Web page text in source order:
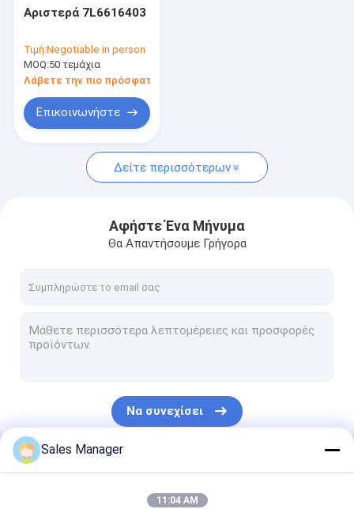
Αριστερά 7L6616403
Τιμή:Negotiable in person
MOQ:50 τεμάχια
Λάβετε την πιο πρόσφατη τιμή
Επικοινωνήστε
Δείτε περισσότερων
Αφήστε Ένα Μήνυμα
Θα Απαντήσουμε Γρήγορα
Να συνεχίσει
Οι Κατηγορίες Μας
Sales Manager
11:04 AM